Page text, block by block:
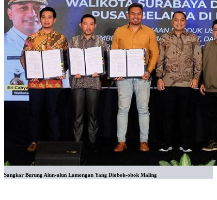
Sangkar Burung Alun-alun Lamongan Yang Diobok-obok Maling